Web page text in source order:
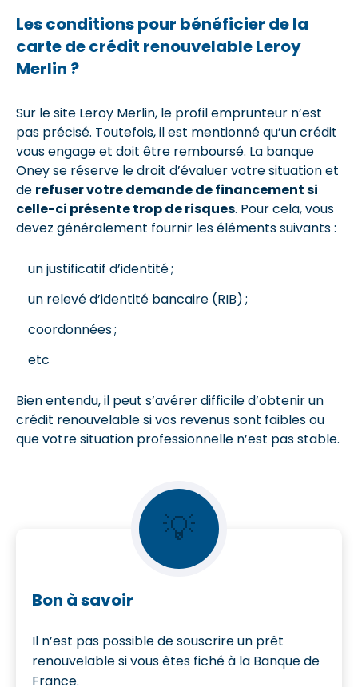
Les conditions pour bénéficier de la
carte de crédit renouvelable Leroy
Merlin ?
Sur le site Leroy Merlin, le profil emprunteur n’est
pas précisé. Toutefois, il est mentionné qu’un crédit
vous engage et doit être remboursé. La banque
Oney se réserve le droit d’évaluer votre situation et
de refuser votre demande de financement si
celle-ci présente trop de risques. Pour cela, vous
devez généralement fournir les éléments suivants :
un justificatif d’identité ;
un relevé d’identité bancaire (RIB) ;
coordonnées ;
etc
Bien entendu, il peut s’avérer difficile d’obtenir un
crédit renouvelable si vos revenus sont faibles ou
que votre situation professionnelle n’est pas stable.
💡
Bon à savoir
Il n’est pas possible de souscrire un prêt
renouvelable si vous êtes fiché à la Banque de
France.